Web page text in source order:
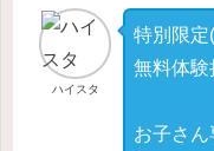
ハイスタ
特別限定
無料体験
お子さ